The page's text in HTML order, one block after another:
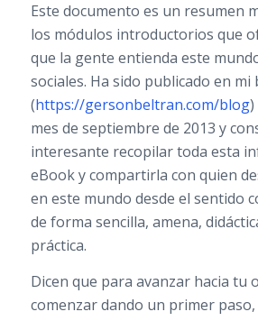
Este documento es un resumen
los módulos introductorios que
que la gente entienda este
sociales. Ha sido publicado en mi
(https://gersonbeltran.com/blog)
mes de septiembre de 2013 y
interesante recopilar toda esta
eBook y compartirla con quien
en este mundo desde el sentido
de forma sencilla, amena,
práctica.
Dicen que para avanzar hacia tu
comenzar dando un primer